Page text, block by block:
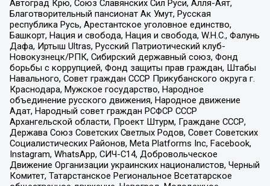
Автоград Крю, Союз Славянских Сил Руси, Алля-Аят,
Благотворительный пансионат Ак Умут, Русская
республика Русь, Арестантское уголовное единство,
Башкорт, Нация и свобода, Нация и свобода, W.H.С., Фалунь
Дафа, Иртыш Ultras, Русский Патриотический клуб-
Новокузнецк/РПК, Сибирский державный союз, Фонд
борьбы с коррупцией, Фонд защиты прав граждан, Штабы
Навального, Совет граждан СССР Прикубанского округа г.
Краснодара, Мужское государство, Народное
объединение русского движения, Народное движение
Адат, Народный совет граждан РСФСР СССР
Архангельской области, Проект Штурм, Граждане СССР,
Держава Союз Советских Светлых Родов, Совет Советских
Социалистических Районов, Meta Platforms Inc, Facebook,
Instagram, WhatsApp, СИЧ-С14, Добровольческое
Движение Организации украинских националистов, Черный
Комитет, Татарстанское Региональное Всетатарское